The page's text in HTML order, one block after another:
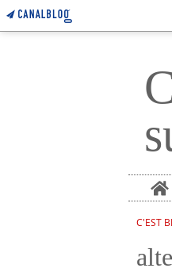
Home
C'EST